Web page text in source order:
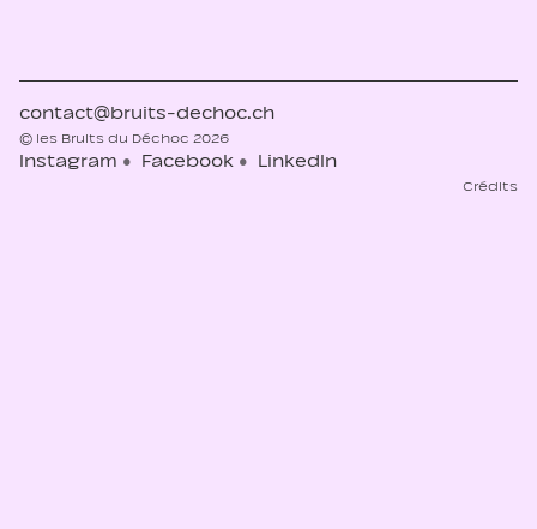
contact@bruits-dechoc.ch
© les Bruits du Déchoc 2026
Instagram Facebook LinkedIn
Crédits